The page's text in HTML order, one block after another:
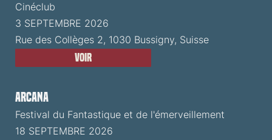
Cinéclub
3 SEPTEMBRE 2026
Rue des Collèges 2, 1030 Bussigny, Suisse
Voir
ARCANA
Festival du Fantastique et de l'émerveillement
18 SEPTEMBRE 2026